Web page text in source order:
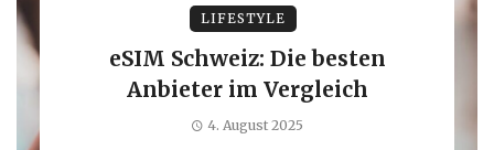
LIFESTYLE
eSIM Schweiz: Die besten
Anbieter im Vergleich
4. August 2025